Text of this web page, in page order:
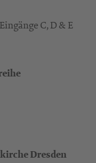
C, D & E
Dresden